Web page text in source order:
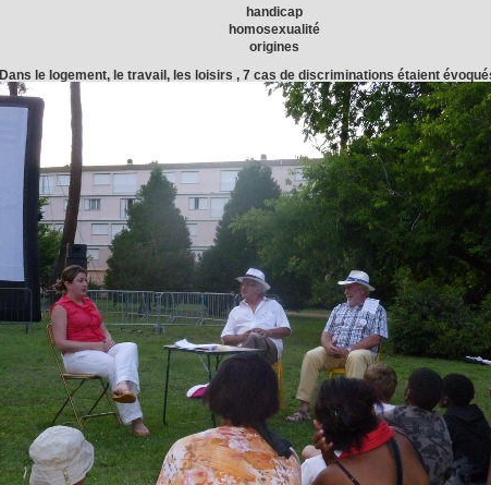
handicap
homosexualité
origines
Dans le logement, le travail, les loisirs , 7 cas de discriminations étaient